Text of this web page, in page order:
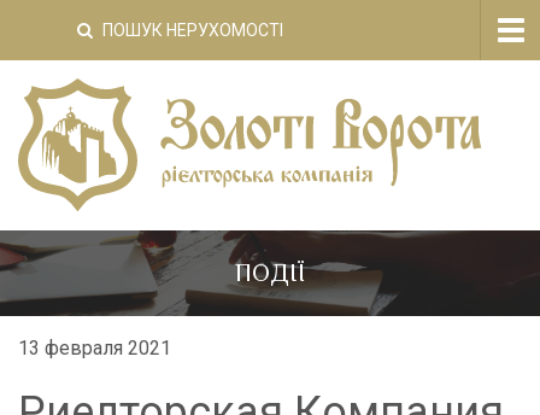
ПОШУК НЕРУХОМОСТІ
ПОДІЇ
13 февраля 2021